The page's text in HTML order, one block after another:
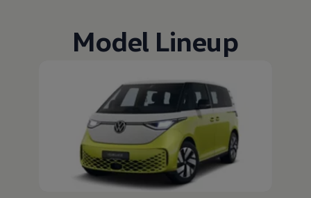
Model Lineup